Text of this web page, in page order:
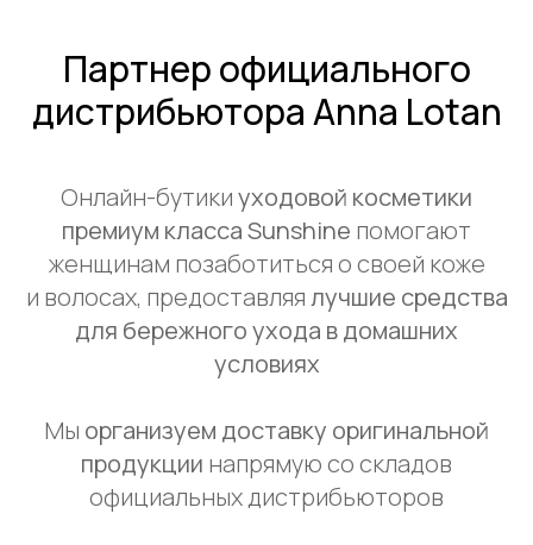
Партнер официального
дистрибьютора Anna Lotan
Онлайн-бутикиуходовой косметики
премиум класса Sunshine помогают
женщинам позаботиться о своей коже
и волосах, предоставляялучшие средства
для бережного ухода в домашних
условиях
Мы организуем доставку оригинальной
продукции напрямую со складов
официальных дистрибьюторов